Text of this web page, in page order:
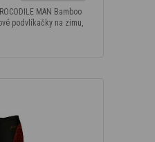
MAN Bamboo
podvlíkačky na zimu,